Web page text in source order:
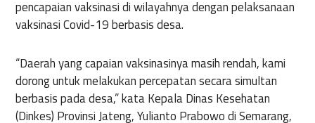
pencapaian vaksinasi di wilayahnya dengan pelaksanaan
vaksinasi Covid-19 berbasis desa.
“Daerah yang capaian vaksinasinya masih rendah, kami
dorong untuk melakukan percepatan secara simultan
berbasis pada desa,” kata Kepala Dinas Kesehatan
(Dinkes) Provinsi Jateng, Yulianto Prabowo di Semarang,